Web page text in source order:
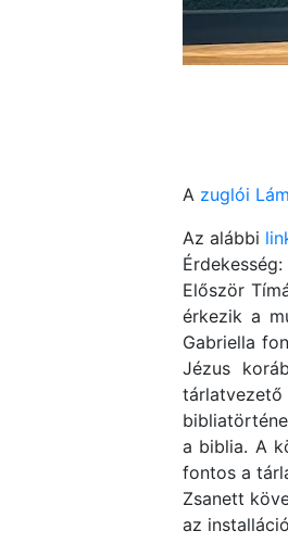
A zuglói
Az alábbi
Érdekesség:
Először
érkezik a
Gabriella
Jézus
a biblia. A
fontos a
Zsanett
az